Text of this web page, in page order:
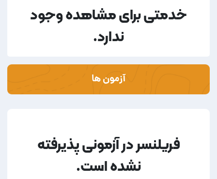
خدمتی برای مشاهده وجود
ندارد.
آزمون ها
فریلنسر در آزمونی پذیرفته
نشده است.